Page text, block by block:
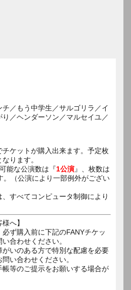
／もう中学生／サルゴリラ／イ
／ヘンダーソン／マルセイユ／
チケットが購入出来ます。予定枚
ります。
能な公演数は『1公演』、枚数は
。（公演により一部例外がござい
、すべてコンピュータ制御により
へ】
ず購入前に下記のFANYチケッ
合わせください。
がいのある方で特別な配慮を必要
い合わせください。
等のご提示をお願いする場合が